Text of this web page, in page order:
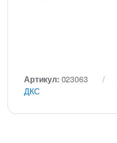
Артикул: 023063
ДКС